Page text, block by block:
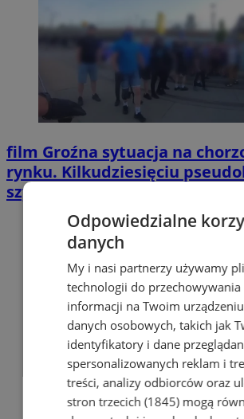
film Groźna sytuacja na
rynku. Kilkudziesięciu
szybka interwencja policji
Odpowiedzialne
danych
My i nasi partnerzy używamy
technologii do
informacji na Twoim
danych osobowych, takich jak
identyfikatory i dane
spersonalizowanych reklam i
treści, analizy odbiorców oraz
stron trzecich (1845)mogą